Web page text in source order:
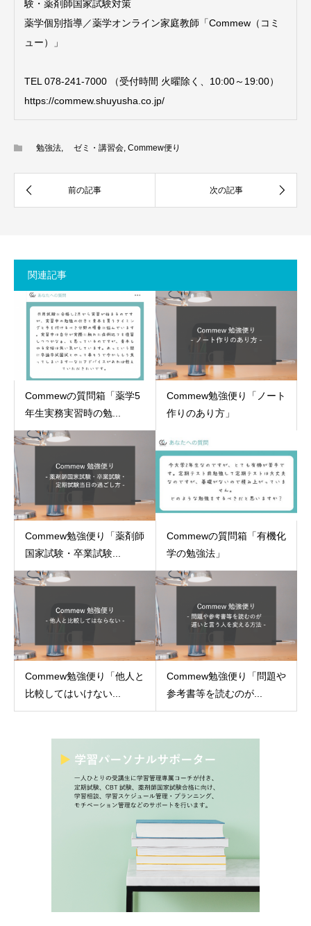
験・薬剤師国家試験対策
薬学個別指導／薬学オンライン家庭教師「Commew（コミ
ュー）」
TEL 078-241-7000 （受付時間 火曜除く、10:00～19:00）
https://commew.shuyusha.co.jp/
勉強法 ゼミ・講習会 Commew便り
関連記事
Commewの質問箱「薬学5
年生実務実習時の勉...
Commew勉強便り「ノート
作りのあり方」
Commew勉強便り「薬剤師
国家試験・卒業試験...
Commewの質問箱「有機化
学の勉強法」
Commew勉強便り「他人と
比較してはいけない...
Commew勉強便り「問題や
参考書等を読むのが...